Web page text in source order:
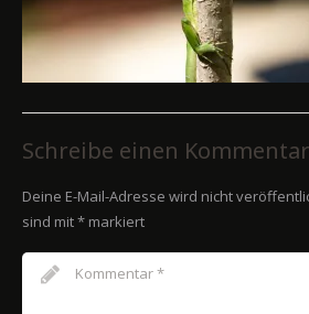
Schreibe einen Kommentar
Deine E-Mail-Adresse wird nicht
sind mit* markiert